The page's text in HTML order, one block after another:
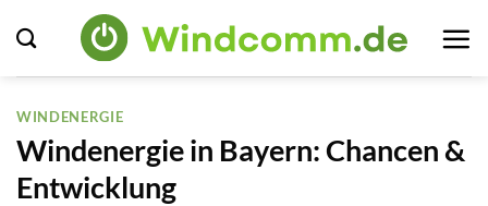
Inhalt
springen
WINDENERGIE
Windenergie in Bayern: Chancen &
Entwicklung